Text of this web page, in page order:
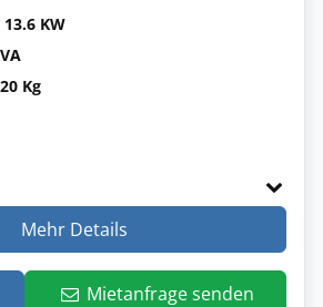
13.6 KW
Kg
Mehr Details
Mietanfrage senden